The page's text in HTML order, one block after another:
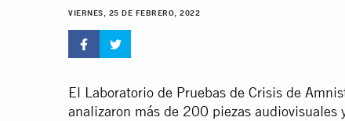
VIERNES, 25 DE FEBRERO, 2022
El Laboratorio de Pruebas de Crisis de
analizaron más de 200 piezas audiovisuales